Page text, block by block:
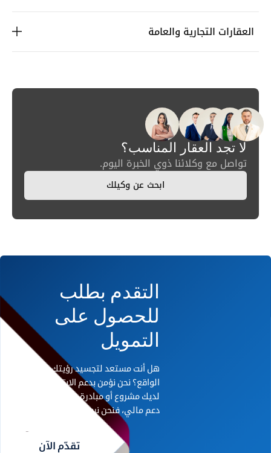
العقارات التجارية والعامة
لا تجد العقار المناسب؟
تواصل مع وكلائنا ذوي الخبرة اليوم.
ابحث عن وكيلك
التقدم بطلب
للحصول على
التمويل
هل أنت مستعد لتجسيد رؤيتك على أرض
الواقع؟ نحن نؤمن بدعم الابتكار. إذا كان
لديك مشروع أو مبادرة رائدة تحتاج إلى
دعم مالي، فنحن نريد أن نسمع منك.
تقدّم الآن